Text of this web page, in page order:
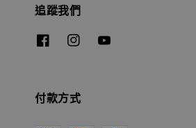
追蹤我們
付款方式